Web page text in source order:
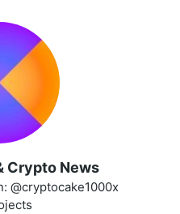
Crypto News
@cryptocake1000x